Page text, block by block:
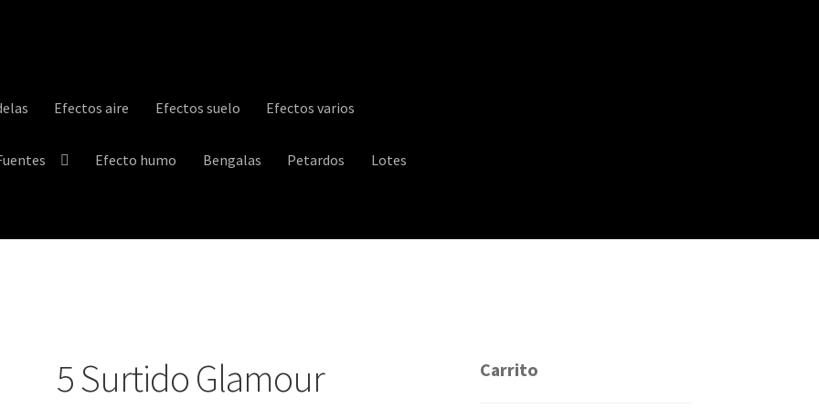
Efectos aire Efectos suelo Efectos varios
Efecto humo Bengalas Petardos Lotes
5 Surtido Glamour Carrito